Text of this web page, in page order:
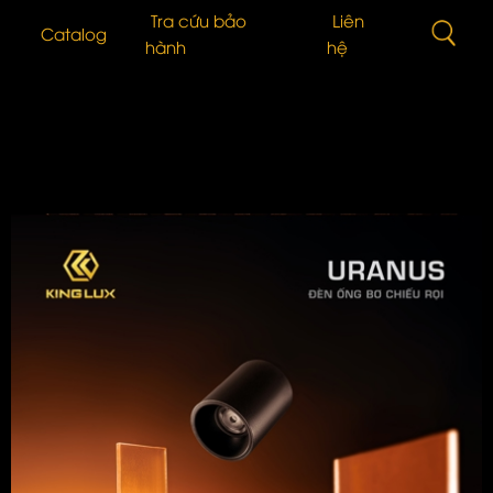
Quang Bơ Tán Quang
Thiệu Sản Phẩm
thức cơ bản về LED
Catalog
Tra cứu bảo
hành
Liên
hệ